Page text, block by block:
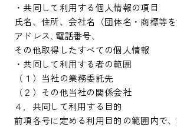
・共同して利用する個人情報の項目
氏名、住所、会社名（団体名・商標等
アドレス､電話番号、
その他取得したすべての個人情報
・共同して利用する者の範囲
（１）当社の業務委託先
（２）その他当社の関係会社
４．共同して利用する目的
前項各号に定める利用目的の範囲内で